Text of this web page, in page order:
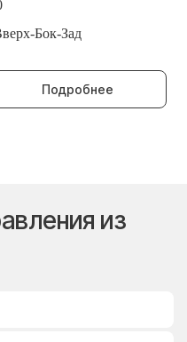
Бок-Зад
Подробнее
из